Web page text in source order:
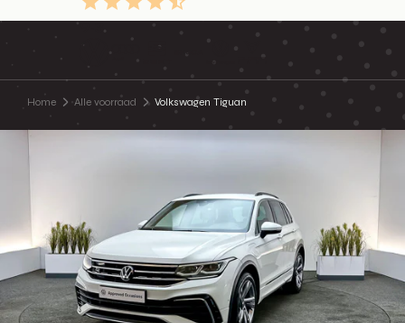
9.3
Home Alle voorraad Volkswagen Tiguan